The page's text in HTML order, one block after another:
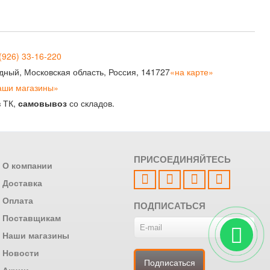
33-16-220
Московская область, Россия, 141727«на карте»
магазины»
ТК,самовывоз со складов.
О компании
Доставка
Оплата
Поставщикам
Наши магазины
Новости
ПРИСОЕДИНЯЙТЕСЬ
ПОДПИСАТЬСЯ